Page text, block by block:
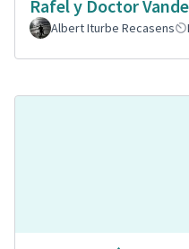
Rafel y Doctor
Albert Iturbe Recasens